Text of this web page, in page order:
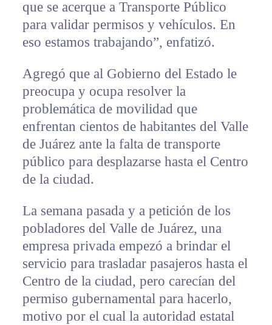
que se acerque a Transporte Público
para validar permisos y vehículos. En
eso estamos trabajando”, enfatizó.
Agregó que al Gobierno del Estado le
preocupa y ocupa resolver la
problemática de movilidad que
enfrentan cientos de habitantes del Valle
de Juárez ante la falta de transporte
público para desplazarse hasta el Centro
de la ciudad.
La semana pasada y a petición de los
pobladores del Valle de Juárez, una
empresa privada empezó a brindar el
servicio para trasladar pasajeros hasta el
Centro de la ciudad, pero carecían del
permiso gubernamental para hacerlo,
motivo por el cual la autoridad estatal